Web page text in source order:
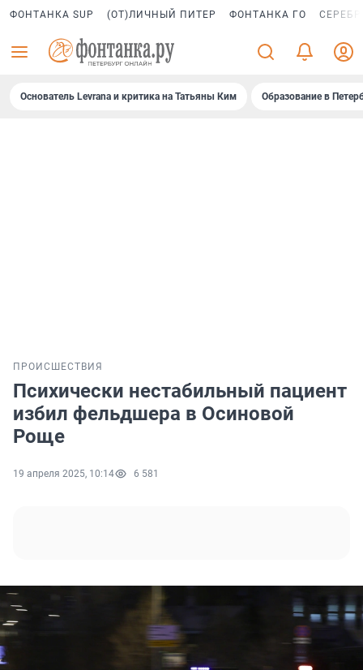
ФОНТАНКА SUP (ОТ)ЛИЧНЫЙ ПИТЕР ФОНТАНКА ГО
Основатель Levrana и критика на Татьяны Ким Образование в
ПРОИСШЕСТВИЯ
Психически нестабильный пациент
избил фельдшера в Осиновой
Роще
19 апреля 2025, 10:14 6 581